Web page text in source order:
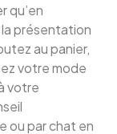
qu’en
présentation
au panier,
votre mode
votre
ou par chat en